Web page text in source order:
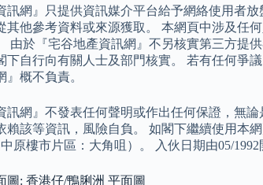
訊網』只提供資訊媒介平台給予網絡使用者
其他參考資料或來源獲取。 本網頁中涉及任
由於『宅谷地產資訊網』不另核實第三方提
下自行向有關人士及部門核實。 若有任何爭
』概不負責。
訊網』不發表任何聲明或作出任何保證，無
賴該等資訊，風險自負。 如閣下繼續使用本
原樓市片區：大角咀）。 入伙日期由05/1992
圖: 香港仔/鴨脷洲 平面圖